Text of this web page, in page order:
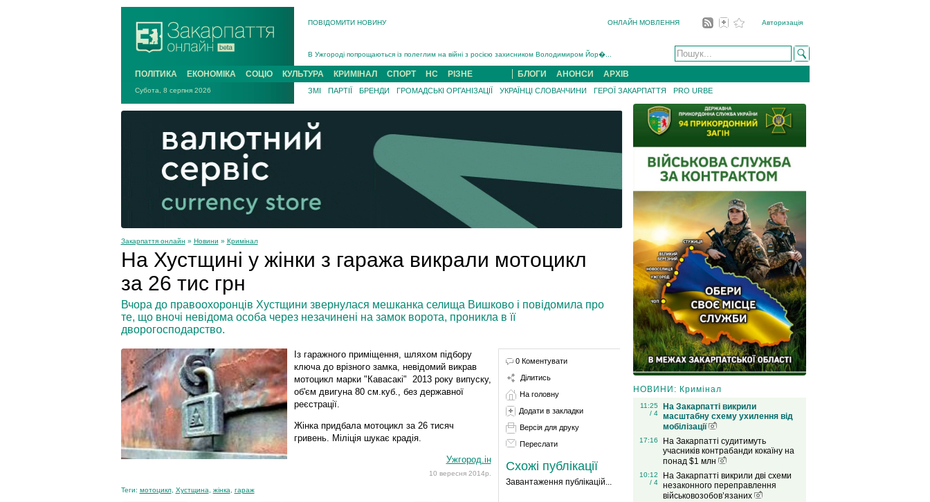
ПОВІДОМИТИ НОВИНУ ОНЛАЙН МОВЛЕННЯ Авторизація
В Ужгороді попрощаються із полеглим на війні з росією захисником Володимиром Йор�...
В Ужгороді 5 серпня попрощаються із захисником Богданом Югасом, який два роки �...
Підтвердили загибель захисника із Нанкова на Хустщині Юліана Гербея (ФОТО)[/gree...
На війні з рф поліг військовий з Виноградова Ігнат Роздяловський (ФОТО)...
На Хустщині внаслідок ДТП за участі трьох авто постраждали 13 людей (ФОТО)...
Інструктора районного ТЦК на Закарпатті судитимуть за обвинувачен...
ПОЛІТИКА ЕКОНОМІКА СОЦІО КУЛЬТУРА КРИМІНАЛ СПОРТ НС РІЗНЕ БЛОГИ АНОНСИ АРХІВ
Субота, 8 серпня 2026 ЗМІ ПАРТІЇ БРЕНДИ ГРОМАДСЬКІ ОРГАНІЗАЦІЇ УКРАЇНЦІ СЛОВАЧЧИНИ ГЕРОЇ ЗАКАРПАТТЯ PRO URBE
Закарпаття онлайн » Новини » Кримінал
На Хустщині у жінки з гаража викрали мотоцикл
за 26 тис грн
Вчора до правоохоронців Хустщини звернулася мешканка селища Вишково і повідомила про
те, що вночі невідома особа через незачинені на замок ворота, проникла в її
дворогосподарство.
Із гаражного приміщення, шляхом підбору
ключа до врізного замка, невідомий викрав
мотоцикл марки "Кавасакі" 2013 року випуску,
об'єм двигуна 80 см.куб., без державної
реєстрації.
Жінка придбала мотоцикл за 26 тисяч
гривень. Міліція шукає крадія.
Ужгород.ін
10 вересня 2014р.
Теги: мотоцикл, Хустщина жінка гараж
0 Коментувати
Ділитись
На головну
Додати в закладки
Версія для друку
Переслати
Схожі публікації
Завантаження публікацій...
НОВИНИ: Кримінал
11:25
/ 4
На Закарпатті викрили
масштабну схему ухилення від
мобілізації
17:16
На Закарпатті судитимуть
учасників контрабанди кокаїну на
понад $1 млн
10:12
/ 4
На Закарпатті викрили дві схеми
незаконного переправлення
військовозобов’язаних